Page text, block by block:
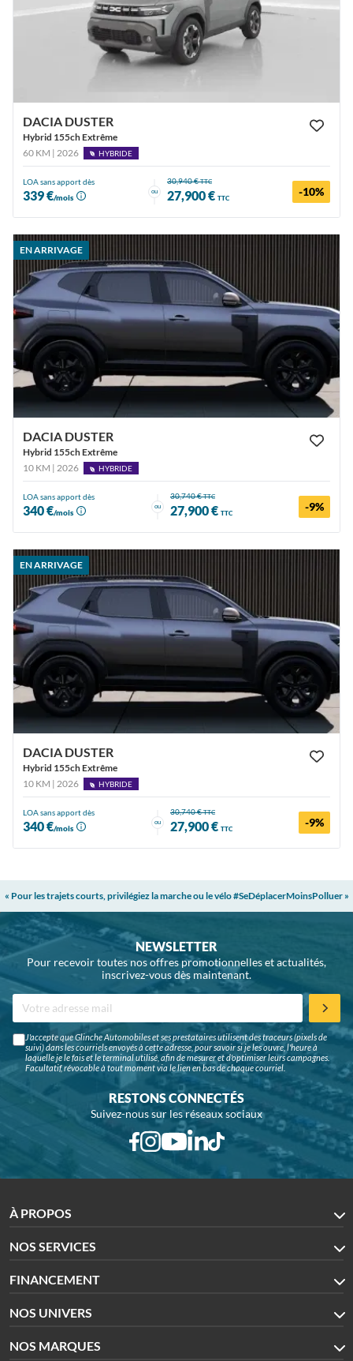
DACIA DUSTER
Hybrid 155ch Extrême
60 KM | 2026
HYBRIDE
LOA sans apport dès
339 €/mois
ou
30,940 €TTC
27,900 € TTC -10%
EN ARRIVAGE
DACIA DUSTER
Hybrid 155ch Extrême
10 KM | 2026
HYBRIDE
LOA sans apport dès
340 €/mois
ou
30,740 €TTC
27,900 € TTC -9%
EN ARRIVAGE
DACIA DUSTER
Hybrid 155ch Extrême
10 KM | 2026
HYBRIDE
LOA sans apport dès
340 €/mois
ou
30,740 €TTC
27,900 € TTC -9%
« Pour les trajets courts, privilégiez la marche ou le vélo #SeDéplacerMoinsPolluer »
NEWSLETTER
Pour recevoir toutes nos offres promotionnelles et actualités,
inscrivez-vous dès maintenant.
J'accepte que Glinche Automobiles et ses prestataires utilisent des traceurs (pixels de
suivi) dans les courriels envoyés à cette adresse, pour savoir si je les ouvre, l'heure à
laquelle je le fais et le terminal utilisé, afin de mesurer et d'optimiser leurs campagnes.
Facultatif, révocable à tout moment via le lien en bas de chaque courriel.
RESTONS CONNECTÉS
Suivez-nous sur les réseaux sociaux
À PROPOS
NOS SERVICES
FINANCEMENT
NOS UNIVERS
NOS MARQUES